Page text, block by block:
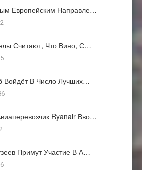
Европейским Направле…
Считают, Что Вино, С…
Войдёт В Число Лучших…
Ryanair Вво…
Примут Участие В А…